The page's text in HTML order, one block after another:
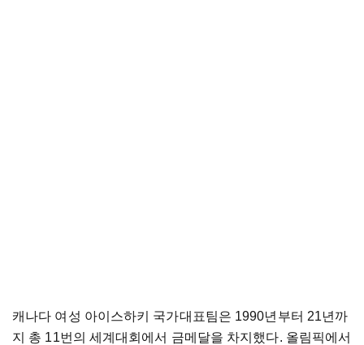
캐나다 여성 아이스하키 국가대표팀은 1990년부터 21년까
지 총 11번의 세계대회에서 금메달을 차지했다. 올림픽에서